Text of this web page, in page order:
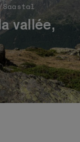
Saastal
vallée,